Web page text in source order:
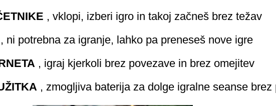
, vklopi, izberi igro in takoj začneš brez težav
ni potrebna za igranje, lahko pa preneseš nove igre
, igraj kjerkoli brez povezave in brez omejitev
, zmogljiva baterija za dolge igralne seanse brez